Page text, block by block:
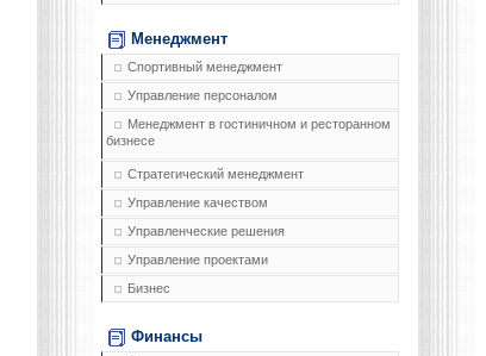
Менеджмент
Спортивный менеджмент
Управление персоналом
Менеджмент в гостиничном и ресторанном
бизнесе
Стратегический менеджмент
Управление качеством
Управленческие решения
Управление проектами
Бизнес
Финансы